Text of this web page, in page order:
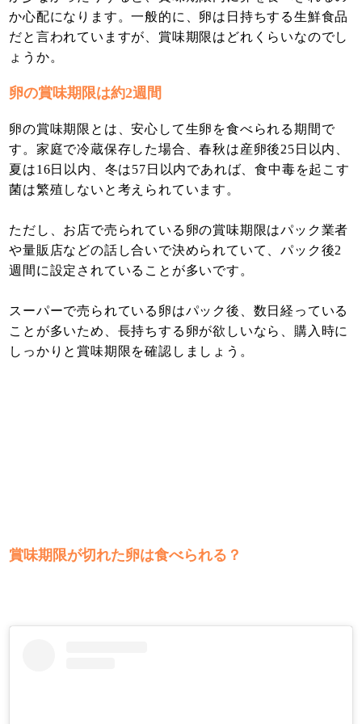
か心配になります。一般的に、卵は日持ちする生鮮食品
だと言われていますが、賞味期限はどれくらいなのでし
ょうか。
卵の賞味期限は約2週間
卵の賞味期限とは、安心して生卵を食べられる期間で
す。家庭で冷蔵保存した場合、春秋は産卵後25日以内、
夏は16日以内、冬は57日以内であれば、食中毒を起こす
菌は繁殖しないと考えられています。
ただし、お店で売られている卵の賞味期限はパック業者
や量販店などの話し合いで決められていて、パック後2
週間に設定されていることが多いです。
スーパーで売られている卵はパック後、数日経っている
ことが多いため、長持ちする卵が欲しいなら、購入時に
しっかりと賞味期限を確認しましょう。
賞味期限が切れた卵は食べられる？